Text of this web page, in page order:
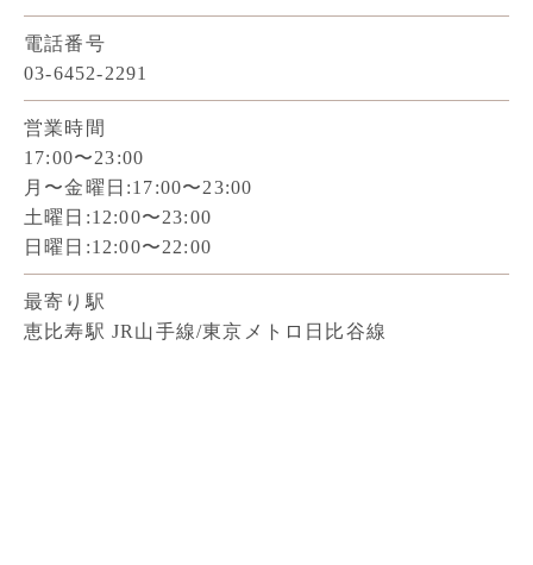
電話番号
03-6452-2291
営業時間
17:00〜23:00
月〜金曜日:17:00〜23:00
土曜日:12:00〜23:00
日曜日:12:00〜22:00
最寄り駅
恵比寿駅 JR山手線/東京メトロ日比谷線